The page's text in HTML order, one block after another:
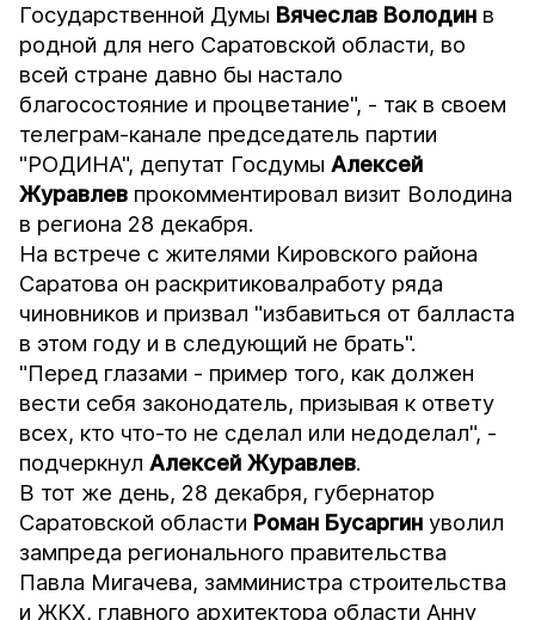
Государственной Думы Вячеслав Володин в
родной для него Саратовской области, во
всей стране давно бы настало
благосостояние и процветание", - так в своем
телеграм-канале председатель партии
"РОДИНА", депутат ГосдумыАлексей
Журавлев прокомментировал визит Володина
в региона 28 декабря.
На встрече с жителями Кировского района
Саратова он раскритиковалработу ряда
чиновников и призвал "избавиться от балласта
в этом году и в следующий не брать".
"Перед глазами - пример того, как должен
вести себя законодатель, призывая к ответу
всех, кто что-то не сделал или недоделал", -
подчеркнулАлексей Журавлев.
В тот же день, 28 декабря, губернатор
Саратовской области Роман Бусаргин уволил
зампреда регионального правительства
Павла Мигачева, замминистра строительства
и ЖКХ, главного архитектора области Анну